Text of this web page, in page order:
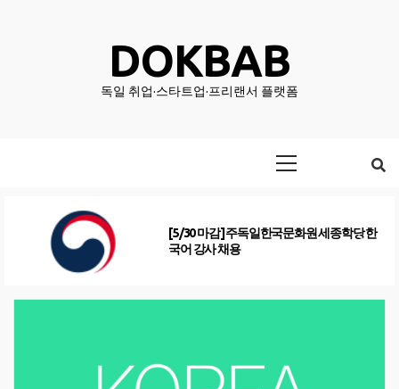
DOKBAB
독일 취업·스타트업·프리랜서 플랫폼
[5/30 마감] 주독일한국문화원 세종학당 한
국어 강사 채용